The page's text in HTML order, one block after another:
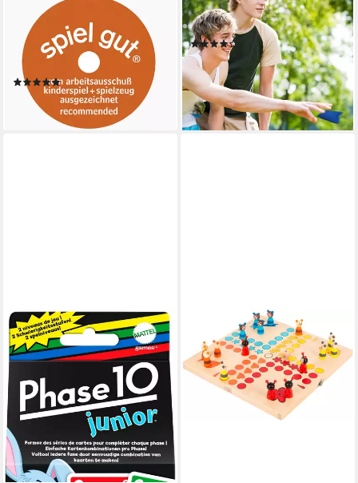
Spielesammlung Balancier
Elch, Balancierspiel,
Balancierspiel aus
naturbelassenem Holz
(2)
22,95 €
lieferbar - in 2-3 Werktagen bei dir
Spiel 11 tlg. Cornhole
Wurfspiel, Gesellschaftsspiel
21,99 € 39,99 €
-45%
lieferbar - in 2-3 Werktagen bei dir